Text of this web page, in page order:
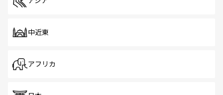
中近東
アフリカ